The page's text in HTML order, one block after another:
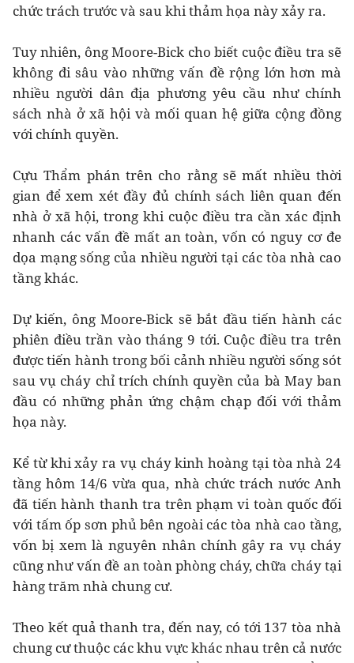
chức trách trước và sau khi thảm họa này xảy ra.
Tuy nhiên, ông Moore-Bick cho biết cuộc điều tra sẽ
không đi sâu vào những vấn đề rộng lớn hơn mà
nhiều người dân địa phương yêu cầu như chính
sách nhà ở xã hội và mối quan hệ giữa cộng đồng
với chính quyền.
Cựu Thẩm phán trên cho rằng sẽ mất nhiều thời
gian để xem xét đầy đủ chính sách liên quan đến
nhà ở xã hội, trong khi cuộc điều tra cần xác định
nhanh các vấn đề mất an toàn, vốn có nguy cơ đe
dọa mạng sống của nhiều người tại các tòa nhà cao
tầng khác.
Dự kiến, ông Moore-Bick sẽ bắt đầu tiến hành các
phiên điều trần vào tháng 9 tới. Cuộc điều tra trên
được tiến hành trong bối cảnh nhiều người sống sót
sau vụ cháy chỉ trích chính quyền của bà May ban
đầu có những phản ứng chậm chạp đối với thảm
họa này.
Kể từ khi xảy ra vụ cháy kinh hoàng tại tòa nhà 24
tầng hôm 14/6 vừa qua, nhà chức trách nước Anh
đã tiến hành thanh tra trên phạm vi toàn quốc đối
với tấm ốp sơn phủ bên ngoài các tòa nhà cao tầng,
vốn bị xem là nguyên nhân chính gây ra vụ cháy
cũng như vấn đề an toàn phòng cháy, chữa cháy tại
hàng trăm nhà chung cư.
Theo kết quả thanh tra, đến nay, có tới 137 tòa nhà
chung cư thuộc các khu vực khác nhau trên cả nước